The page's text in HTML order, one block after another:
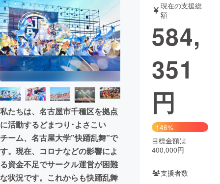
アート・写真
テクノロジー・ガジェット ゲーム・
ビジネス・起業
まちづくり・地域活性化
CAMPFIRE for Social Good
CAMPFIREふるさと納税machi-ya コミュニティ
私たちは、名古屋市千種区を拠点
に活動するどまつり･よさこい
チーム、名古屋大学”快踊乱舞”で
す。現在、コロナなどの影響によ
る資金不足でサークル運営が困難
な状況です。これからも快踊乱舞
現在の支援総
額
584,
351
円
146%
目標金額は
400,000円
支援者数